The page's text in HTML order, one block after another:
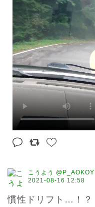
こうよう @P_AOKOY
2021-08-16 12:58
慣性ドリフト…！？